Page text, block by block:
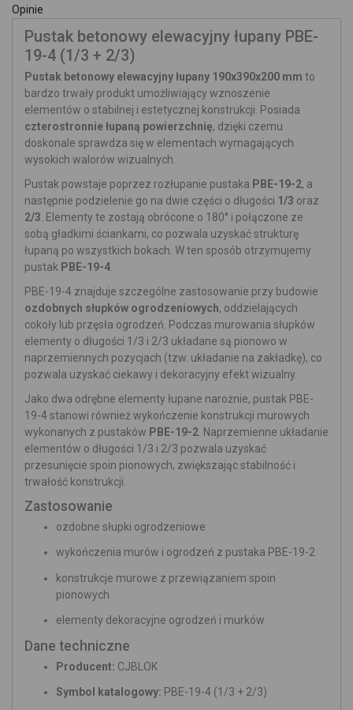
Opinie
Pustak betonowy elewacyjny łupany PBE-
19-4 (1/3 + 2/3)
Pustak betonowy elewacyjny łupany 190x390x200 mm to
bardzo trwały produkt umożliwiający wznoszenie
elementów o stabilnej i estetycznej konstrukcji. Posiada
czterostronnie łupaną powierzchnię, dzięki czemu
doskonale sprawdza się w elementach wymagających
wysokich walorów wizualnych.
Pustak powstaje poprzez rozłupanie pustaka PBE-19-2, a
następnie podzielenie go na dwie części o długości 1/3 oraz
2/3 . Elementy te zostają obrócone o 180° i połączone ze
sobą gładkimi ściankami, co pozwala uzyskać strukturę
łupaną po wszystkich bokach. W ten sposób otrzymujemy
pustak PBE-19-4
PBE-19-4 znajduje szczególne zastosowanie przy budowie
ozdobnych słupków ogrodzeniowych, oddzielających
cokoły lub przęsła ogrodzeń. Podczas murowania słupków
elementy o długości 1/3 i 2/3 układane są pionowo w
naprzemiennych pozycjach (tzw. układanie na zakładkę), co
pozwala uzyskać ciekawy i dekoracyjny efekt wizualny.
Jako dwa odrębne elementy łupane narożnie, pustak PBE-
19-4 stanowi również wykończenie konstrukcji murowych
wykonanych z pustaków PBE-19-2 . Naprzemienne układanie
elementów o długości 1/3 i 2/3 pozwala uzyskać
przesunięcie spoin pionowych, zwiększając stabilność i
trwałość konstrukcji.
Zastosowanie
ozdobne słupki ogrodzeniowe
wykończenia murów i ogrodzeń z pustaka PBE-19-2
konstrukcje murowe z przewiązaniem spoin
pionowych
elementy dekoracyjne ogrodzeń i murków
Dane techniczne
Producent: CJBLOK
Symbol katalogowy: PBE-19-4 (1/3 + 2/3)